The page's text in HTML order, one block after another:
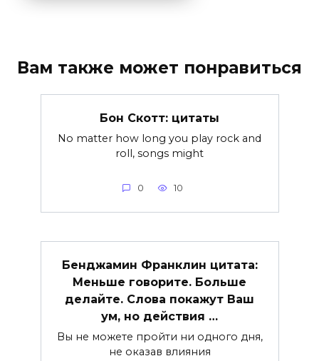
Вам также может понравиться
Бон Скотт: цитаты
No matter how long you play rock and
roll, songs might
0 10
Бенджамин Франклин цитата:
Меньше говорите. Больше
делайте. Слова покажут Ваш
ум, но действия …
Вы не можете пройти ни одного дня,
не оказав влияния